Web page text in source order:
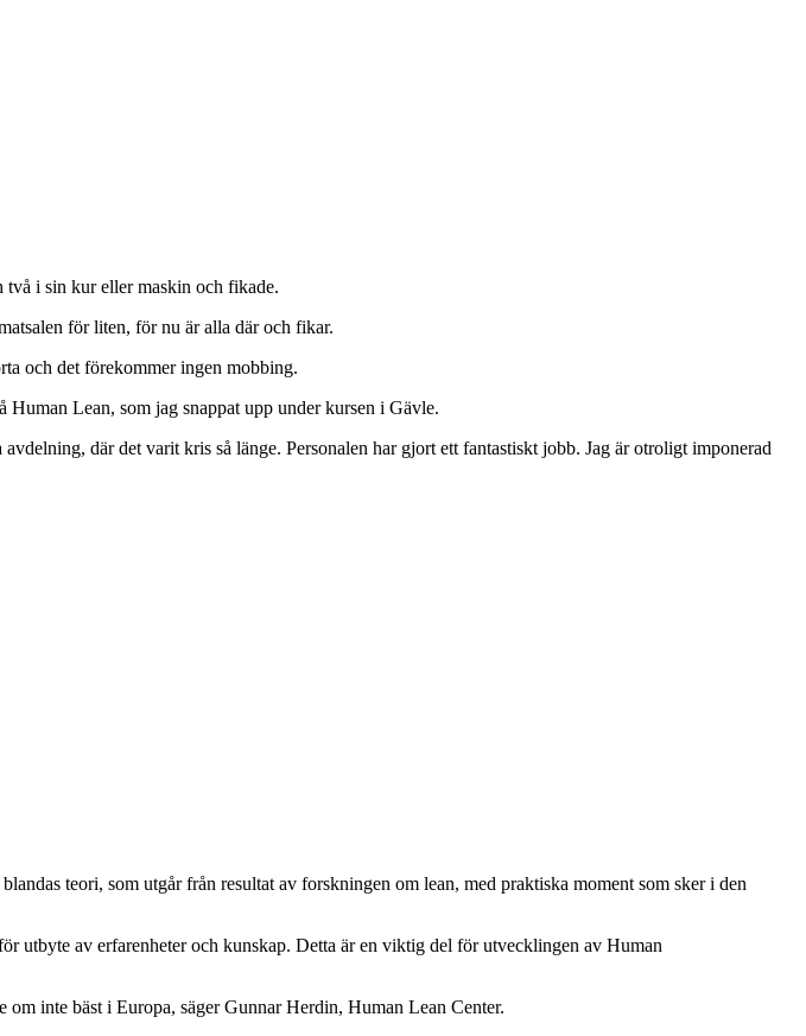
två i sin kur eller maskin och fikade.
för liten, för nu är alla där och fikar.
och det förekommer ingen mobbing.
Lean, som jag snappat upp under kursen i Gävle.
där det varit kris så länge. Personalen har gjort ett fantastiskt jobb. Jag är otroligt imponerad
teori, som utgår från resultat av forskningen om lean, med praktiska moment som sker i den
utbyte av erfarenheter och kunskap. Detta är en viktig del för utvecklingen av Human
inte bäst i Europa, säger Gunnar Herdin, Human Lean Center.